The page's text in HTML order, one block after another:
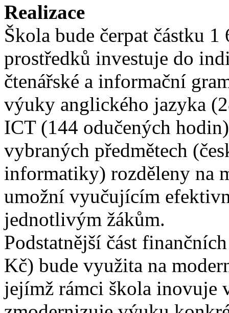
Realizace
Škola bude čerpat částku
prostředků investuje do
čtenářské a informační
výuky anglického jazyka
ICT (144 odučených
vybraných předmětech
informatiky) rozděleny na
umožní vyučujícím
jednotlivým žákům.
Podstatnější část
Kč) bude využita na
jejímž rámci škola inovuje